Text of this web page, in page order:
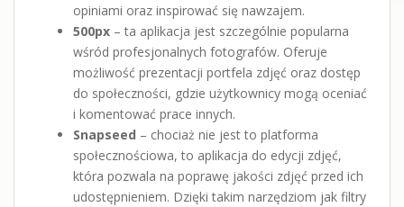
opiniami oraz inspirować się nawzajem.
500px – ta aplikacja jest szczególnie popularna
wśród profesjonalnych fotografów. Oferuje
możliwość prezentacji portfela zdjęć oraz dostęp
do społeczności, gdzie użytkownicy mogą oceniać
i komentować prace innych.
Snapseed – chociaż nie jest to platforma
społecznościowa, to aplikacja do edycji zdjęć,
która pozwala na poprawę jakości zdjęć przed ich
udostępnieniem. Dzięki takim narzędziom jak filtry